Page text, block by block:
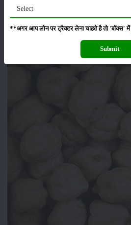
चना
Select
**अगर आप लोन पर ट्रैक्टर लेना चाहते है तो 'बॉक्स' में
Submit